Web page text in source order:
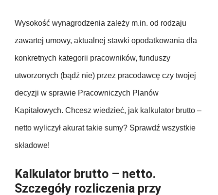
Wysokość wynagrodzenia zależy m.in. od rodzaju
zawartej umowy, aktualnej stawki opodatkowania dla
konkretnych kategorii pracowników, funduszy
utworzonych (bądź nie) przez pracodawcę czy twojej
decyzji w sprawie Pracowniczych Planów
Kapitałowych. Chcesz wiedzieć, jak kalkulator brutto –
netto wyliczył akurat takie sumy? Sprawdź wszystkie
składowe!
Kalkulator brutto – netto.
Szczegóły rozliczenia przy